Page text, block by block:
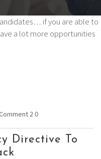
if you are able to
a lot more opportunities
2 0
Directive To